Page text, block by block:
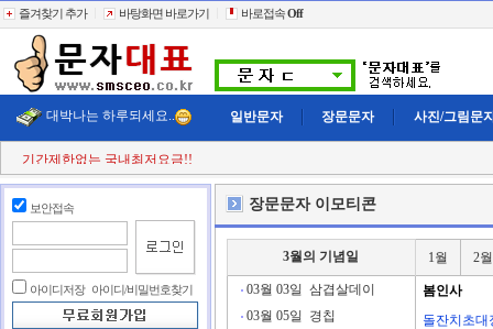
즐겨찾기 추가 바탕화면 바로가기 바로접속Off
대박나는 하루되세요.. 일반문자 장문문자 사진/그림문
기간제한없는 국내최저요금!!
첫 구매시+11% 추가적립!!
결젝금액의
충전금액의
희망단가신청! 타사이트보다 저렴하게..
빠르고 정확한 문자대표!!
전송실패건 100% 환불보상!!
보안접속
아이디저장 아이디/비밀번호찾기
장문문자 이모티콘
3월의 기념일 1월 2월
03월 03일 삼겹살데이
03월 05일 경칩
봄인사
돌잔치초대